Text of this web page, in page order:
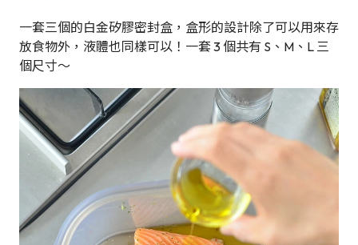
一套三個的白金矽膠密封盒，盒形的設計除了可以用來存
放食物外，液體也同樣可以！一套 3 個共有 S、M、L 三
個尺寸～